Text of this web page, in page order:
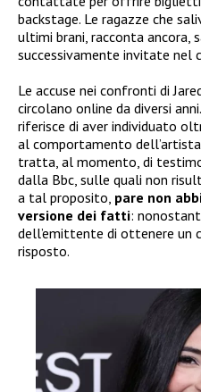
backstage. Le ragazze che
ultimi brani, racconta ancora,
successivamente invitate nel
Le accuse nei confronti di
circolano online da diversi
riferisce di aver individuato
al comportamento
tratta, al momento, di
dalla Bbc, sulle quali non
a tal proposito, pare non
versione dei fatti:
dell’emittente di ottenere un
risposto.